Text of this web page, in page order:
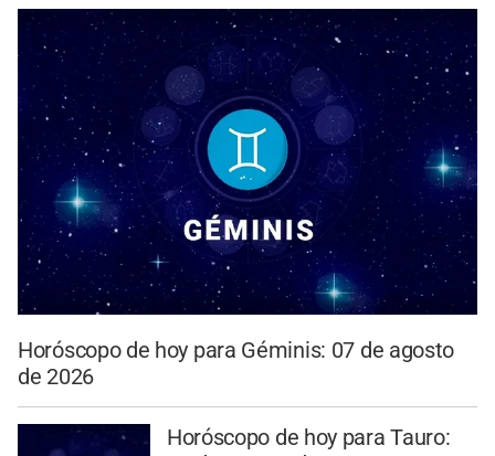
Horóscopo de hoy para Géminis: 07 de agosto
de 2026
Horóscopo de hoy para Tauro: